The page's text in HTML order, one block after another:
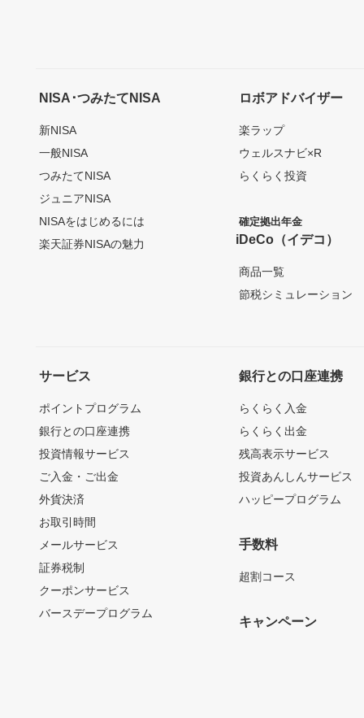
NISA･つみたてNISA
新NISA
一般NISA
つみたてNISA
ジュニアNISA
NISAをはじめるには
楽天証券NISAの魅力
ロボアドバイザー
楽ラップ
ウェルスナビ×R
らくらく投資
確定拠出年金
iDeCo（イデコ）
商品一覧
節税シミュレーション
サービス
ポイントプログラム
銀行との口座連携
投資情報サービス
ご入金・ご出金
外貨決済
お取引時間
メールサービス
証券税制
クーポンサービス
バースデープログラム
銀行との口座連携
らくらく入金
らくらく出金
残高表示サービス
投資あんしんサービス
ハッピープログラム
手数料
超割コース
キャンペーン